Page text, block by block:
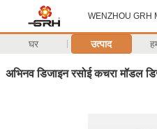
WENZHOU GRH
घर उत्पाद
अभिनव डिजाइन रसोई कचरा मॉडल